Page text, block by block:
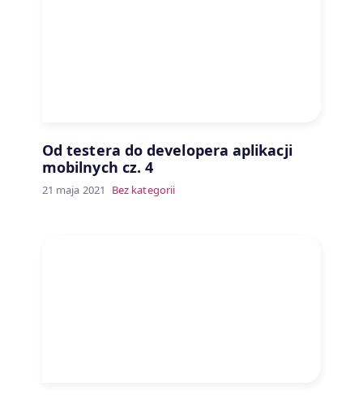
Od testera do developera aplikacji
mobilnych cz. 4
21 maja 2021 Bez kategorii